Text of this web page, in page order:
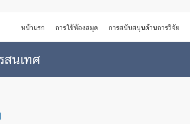
หน้าแรก การใช้ห้องสมุด การสนับสนุนด้านการวิจัย
สนเทศ